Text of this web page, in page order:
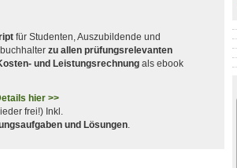
für Studenten, Auszubildende und
zu allen prüfungsrelevanten
und Leistungsrechnungals ebook
hier >>
frei!) Inkl.
und Lösungen.